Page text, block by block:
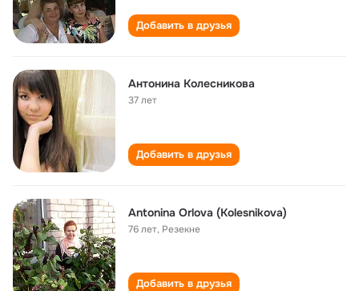
Добавить в друзья
Антонина Колесникова
37 лет
Добавить в друзья
Antonina Orlova (Kolesnikova)
76 лет, Резекне
Добавить в друзья